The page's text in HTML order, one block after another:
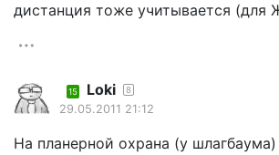
дистанция тоже учитывается (для
15 Loki 8
29.05.2011 21:12
На планерной охрана (у шлагбаума)